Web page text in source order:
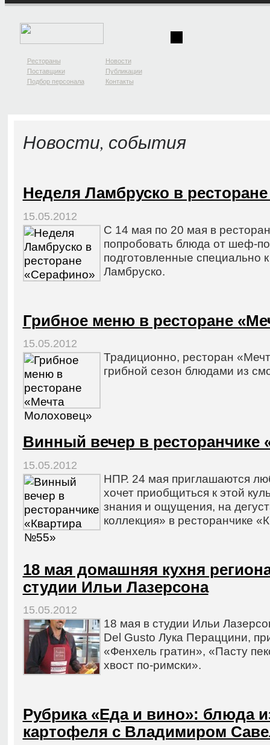
Рестораны
Новости
Поставщики
Публикации
Подбор персонала
Контакты
Новости, события
Неделя Ламбруско в
15.05.2012
С 14 мая по 20 мая в
попробовать блюда от шеф-
подготовленные специально
Ламбруско.
Грибное меню в ресторане
15.05.2012
Традиционно, ресторан
грибной сезон блюдами из
Винный вечер в ресторанчике
15.05.2012
НПР. 24 мая приглашаются
хочет приобщиться к этой
знания и ощущения, на
коллекция» в ресторанчике
18 мая домашняя кухня
студии Ильи Лазерсона
15.05.2012
18 мая в студии Ильи
Del Gusto Лука Пераццини,
«Фенхель гратин», «Пасту
хвост по-римски».
Рубрика «Еда и вино»: блюда
картофеля с Владимиром